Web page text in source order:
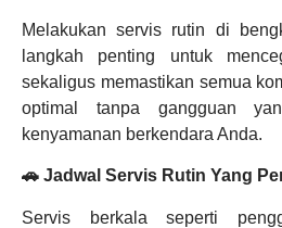
Melakukan servis rutin di
langkah penting untuk
sekaligus memastikan semua
optimal tanpa gangguan
kenyamanan berkendara Anda.
🚗 Jadwal Servis Rutin Yang
Servis berkala seperti